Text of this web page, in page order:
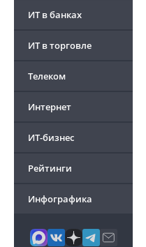
ИТ в банках
ИТ в торговле
Телеком
Интернет
ИТ-бизнес
Рейтинги
Инфографика